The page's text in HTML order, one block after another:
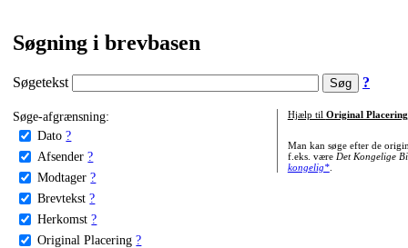
Søgning i brevbasen
Søgetekst ?
Søge-afgrænsning:
Dato ?
Afsender ?
Modtager ?
Brevtekst ?
Herkomst ?
Original Placering ?
Hjælp til Original Placering
Man kan søge efter de
f.eks. være Det Kongelige
kongelig*.